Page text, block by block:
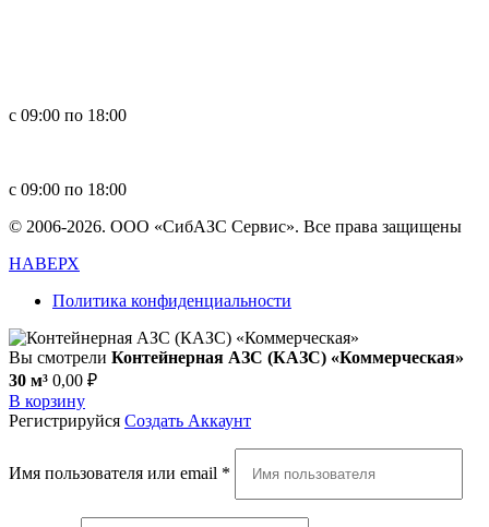
с 09:00 по 18:00
с 09:00 по 18:00
© 2006-2026. ООО «СибАЗС Сервис». Все права защищены
НАВЕРХ
Политика конфиденциальности
Вы смотрели Контейнерная АЗС (КАЗС) «Коммерческая»
30 м³ 0,00 ₽
В корзину
Регистрируйся Создать Аккаунт
Имя пользователя или email *